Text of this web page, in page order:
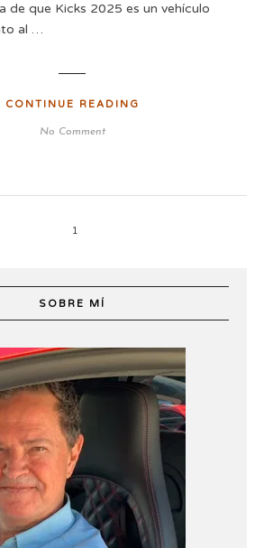
de que Kicks 2025 es un vehículo
al …
CONTINUE READING
No Comment
1
SOBRE MÍ